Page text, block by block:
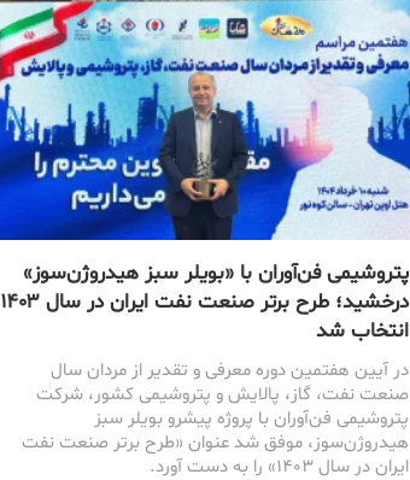
پتروشیمی فن‌آوران با «بویلر سبز هیدروژن‌سوز»
درخشید؛ طرح برتر صنعت نفت ایران در سال ۱۴۰۳
انتخاب شد
در آیین هفتمین دوره معرفی و تقدیر از مردان سال
صنعت نفت، گاز، پالایش و پتروشیمی کشور، شرکت
پتروشیمی فن‌آوران با پروژه پیشرو بویلر سبز
هیدروژن‌سوز، موفق شد عنوان «طرح برتر صنعت نفت
ایران در سال ۱۴۰۳» را به دست آورد.